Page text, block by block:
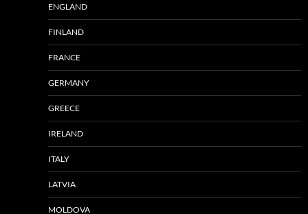
ENGLAND
FINLAND
FRANCE
GERMANY
GREECE
IRELAND
ITALY
LATVIA
MOLDOVA